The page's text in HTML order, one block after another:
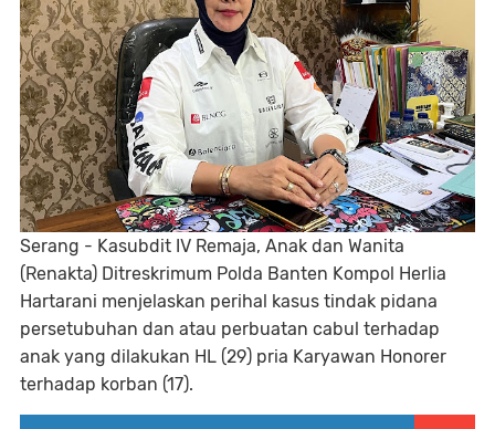
Serang - Kasubdit IV Remaja, Anak dan Wanita
(Renakta) Ditreskrimum Polda Banten Kompol Herlia
Hartarani menjelaskan perihal kasus tindak pidana
persetubuhan dan atau perbuatan cabul terhadap
anak yang dilakukan HL (29) pria Karyawan Honorer
terhadap korban (17).